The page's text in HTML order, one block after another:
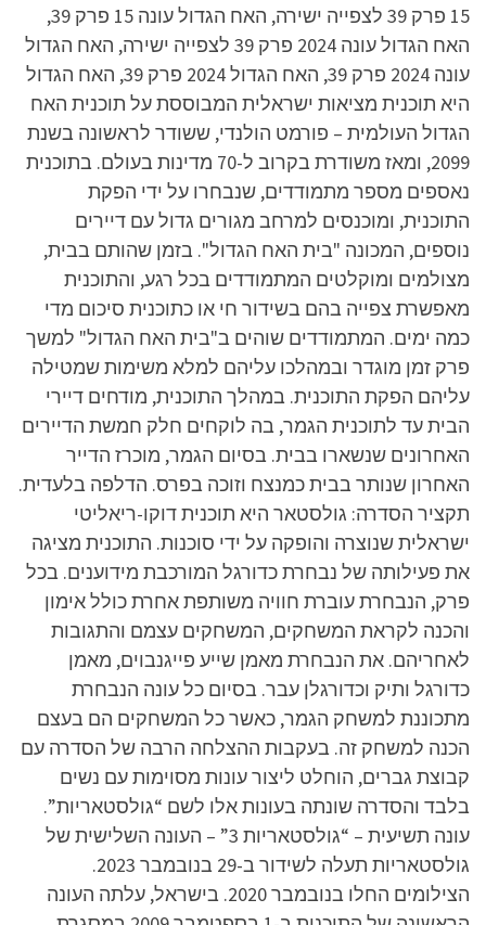
15 פרק 39 לצפייה ישירה, האח הגדול עונה 15 פרק 39,
האח הגדול עונה 2024 פרק 39 לצפייה ישירה, האח הגדול
עונה 2024 פרק 39, האח הגדול 2024 פרק 39, האח הגדול
היא תוכנית מציאות ישראלית המבוססת על תוכנית האח
הגדול העולמית – פורמט הולנדי, ששודר לראשונה בשנת
2099, ומאז משודרת בקרוב ל-70 מדינות בעולם. בתוכנית
נאספים מספר מתמודדים, שנבחרו על ידי הפקת
התוכנית, ומוכנסים למרחב מגורים גדול עם דיירים
נוספים, המכונה "בית האח הגדול". בזמן שהותם בבית,
מצולמים ומוקלטים המתמודדים בכל רגע, והתוכנית
מאפשרת צפייה בהם בשידור חי או כתוכנית סיכום מדי
כמה ימים. המתמודדים שוהים ב"בית האח הגדול" למשך
פרק זמן מוגדר ובמהלכו עליהם למלא משימות שמטילה
עליהם הפקת התוכנית. במהלך התוכנית, מודחים דיירי
הבית עד לתוכנית הגמר, בה לוקחים חלק חמשת הדיירים
האחרונים שנשארו בבית. בסיום הגמר, מוכרז הדייר
האחרון שנותר בבית כמנצח וזוכה בפרס. הדלפה בלעדית.
תקציר הסדרה: גולסטאר היא תוכנית דוקו-ריאליטי
ישראלית שנוצרה והופקה על ידי סוכנות. התוכנית מציגה
את פעילותה של נבחרת כדורגל המורכבת מידוענים. בכל
פרק, הנבחרת עוברת חוויה משותפת אחרת כולל אימון
והכנה לקראת המשחקים, המשחקים עצמם והתגובות
לאחריהם. את הנבחרת מאמן שייע פייגנבוים, מאמן
כדורגל ותיק וכדורגלן עבר. בסיום כל עונה הנבחרת
מתכוננת למשחק הגמר, כאשר כל המשחקים הם בעצם
הכנה למשחק זה. בעקבות ההצלחה הרבה של הסדרה עם
קבוצת גברים, הוחלט ליצור עונות מסוימות עם נשים
בלבד והסדרה שונתה בעונות אלו לשם “גולסטאריות”.
עונה תשיעית – “גולסטאריות 3” – העונה השלישית של
גולסטאריות תעלה לשידור ב-29 בנובמבר 2023.
הצילומים החלו בנובמבר 2020. בישראל, עלתה העונה